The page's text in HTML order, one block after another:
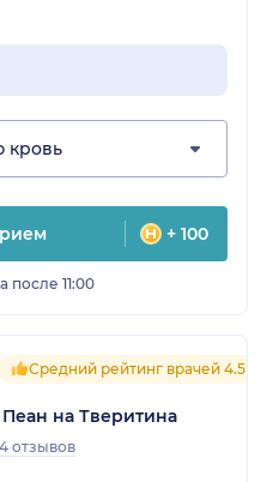
кровь
+ 100
после 11:00
Средний рейтинг врачей 4.5
на Тверитина
отзывов